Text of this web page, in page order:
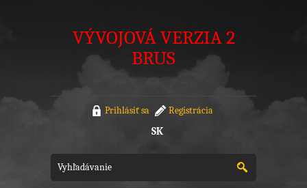
VÝVOJOVÁ VERZIA 2
BRUS
Prihlásiť sa Registrácia
SK